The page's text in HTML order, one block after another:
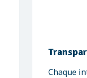
Chaque